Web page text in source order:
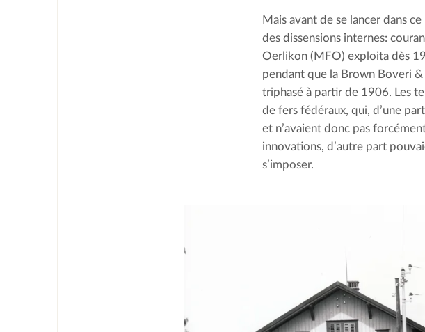
Mais avant de se lancer dans
des dissensions internes:
Oerlikon (MFO) exploita dès
pendant que la Brown Boveri
triphasé à partir de 1906. Les
de fers fédéraux, qui, d’une
et n’avaient donc pas
innovations, d’autre part
s’imposer.